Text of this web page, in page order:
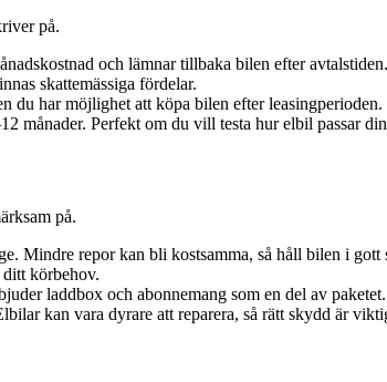
på.
och lämnar tillbaka bilen efter
skattemässiga fördelar.
du har möjlighet att köpa bilen efter leasingperioden.
månader. Perfekt om du vill testa hur elbil passar
på.
Mindre repor kan bli kostsamma, så håll bilen i gott
körbehov.
laddbox och abonnemang som en del av paketet.
kan vara dyrare att reparera, så rätt skydd är